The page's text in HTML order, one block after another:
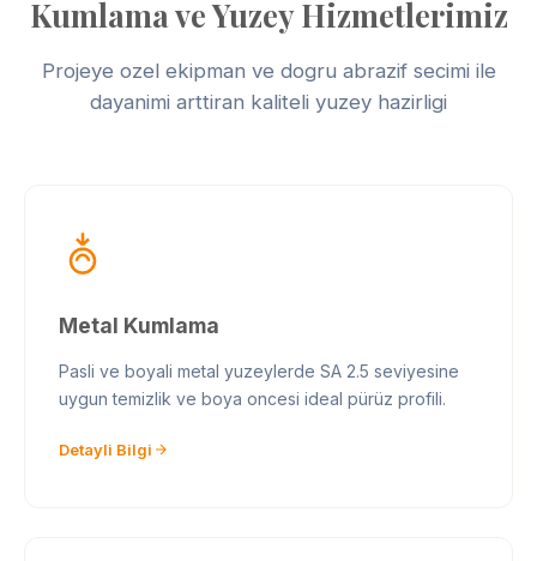
Kumlama ve Yuzey Hizmetlerimiz
Projeye ozel ekipman ve dogru abrazif secimi ile
dayanimi arttiran kaliteli yuzey hazirligi
Metal Kumlama
Pasli ve boyali metal yuzeylerde SA 2.5 seviyesine
uygun temizlik ve boya oncesi ideal pürüz profili.
Detayli Bilgi